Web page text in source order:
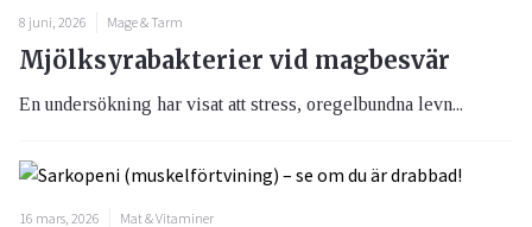
8 juni, 2026 Mage & Tarm
Mjölksyrabakterier vid magbesvär
En undersökning har visat att stress, oregelbundna levn...
16 mars, 2026 Mat & Vitaminer